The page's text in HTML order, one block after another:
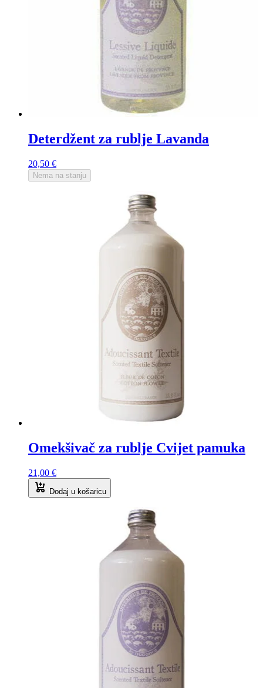
Deterdžent za rublje Lavanda
20,50 €
Nema na stanju
Omekšivač za rublje Cvijet pamuka
21,00 €
Dodaj u košaricu